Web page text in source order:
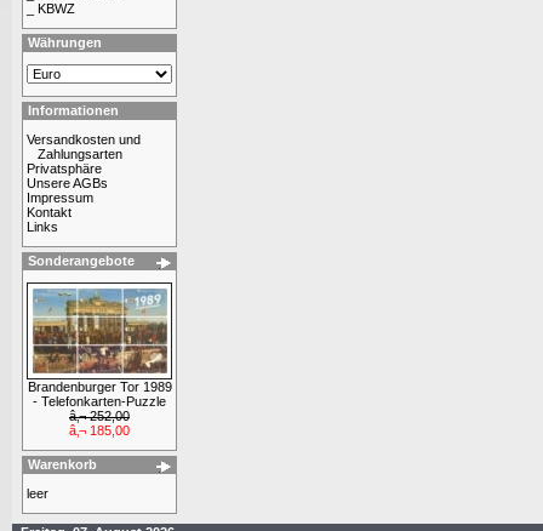
_ KBWZ
Währungen
Informationen
Versandkosten und
Zahlungsarten
Privatsphäre
Unsere AGBs
Impressum
Kontakt
Links
Sonderangebote
Brandenburger Tor 1989
- Telefonkarten-Puzzle
â‚¬ 252,00
â‚¬ 185,00
Warenkorb
leer